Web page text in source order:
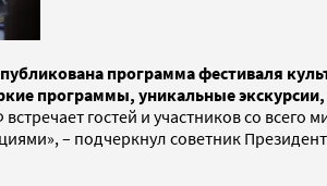
программа фестиваля
программы, уникальные
гостей и участников со
– подчеркнул советник